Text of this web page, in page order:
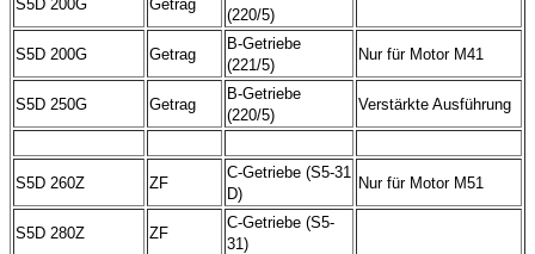
S5D 200G Getrag
(220/5)
S5D 200G Getrag
B-Getriebe
(221/5)
Nur für Motor M41
S5D 250G Getrag
B-Getriebe
(220/5)
Verstärkte Ausführung
S5D 260Z ZF
C-Getriebe (S5-31
D)
Nur für Motor M51
S5D 280Z ZF
C-Getriebe (S5-
31)